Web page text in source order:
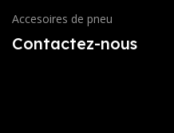
Accesoires de pneu
Contactez-nous